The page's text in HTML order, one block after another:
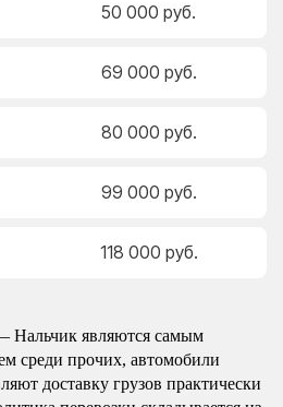
50 000 руб.
69 000 руб.
80 000 руб.
99 000 руб.
118 000 руб.
Нальчик являются самым
среди прочих, автомобили
доставку грузов практически